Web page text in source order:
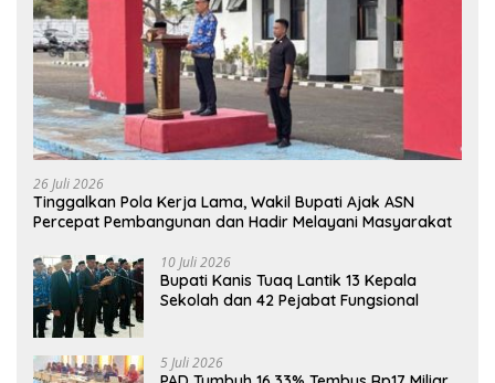
26 Juli 2026
Tinggalkan Pola Kerja Lama, Wakil Bupati Ajak ASN
Percepat Pembangunan dan Hadir Melayani Masyarakat
10 Juli 2026
Bupati Kanis Tuaq Lantik 13 Kepala
Sekolah dan 42 Pejabat Fungsional
5 Juli 2026